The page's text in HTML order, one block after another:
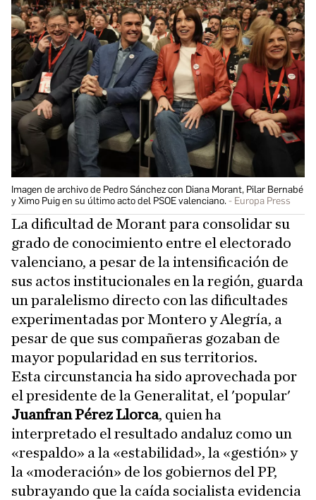
Imagen de archivo de Pedro Sánchez con Diana Morant, Pilar Bernabé
y Ximo Puig en su último acto del PSOE valenciano.
Europa Press
La dificultad de Morant para consolidar su
grado de conocimiento entre el electorado
valenciano, a pesar de la intensificación de
sus actos institucionales en la región, guarda
un paralelismo directo con las dificultades
experimentadas por Montero y Alegría, a
pesar de que sus compañeras gozaban de
mayor popularidad en sus territorios.
Esta circunstancia ha sido aprovechada por
el presidente de la Generalitat, el 'popular'
Juanfran Pérez Llorca, quien ha
interpretado el resultado andaluz como un
«respaldo» a la «estabilidad», la «gestión» y
la «moderación» de los gobiernos del PP,
subrayando que la caída socialista evidencia